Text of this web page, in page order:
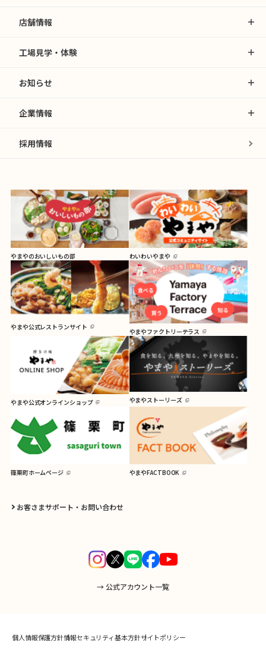
店舗情報
工場見学・体験
お知らせ
企業情報
採用情報
お客さまサポート・お問い合わせ
→ 公式アカウント一覧
やまやのおいしいもの部 わいわいやまや
やまや公式レストランサイト
やまやファクトリーテラス
やまや公式オンラインショップ やまやストーリーズ
篠栗町ホームページ やまやFACTBOOK
個人情報保護方針情報セキュリティ基本方針サイトポリシー